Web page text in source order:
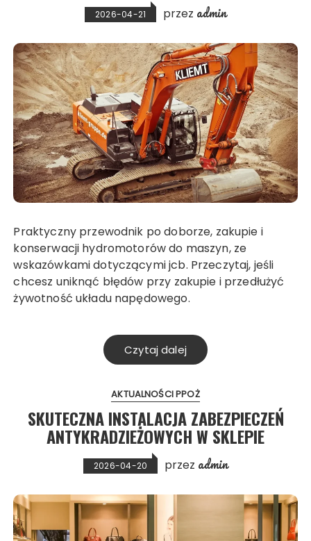
2026-04-21 przez admin
Praktyczny przewodnik po doborze, zakupie i
konserwacji hydromotorów do maszyn, ze
wskazówkami dotyczącymi jcb. Przeczytaj, jeśli
chcesz uniknąć błędów przy zakupie i przedłużyć
żywotność układu napędowego.
Czytaj dalej
AKTUALNOŚCI PPOŻ
SKUTECZNA INSTALACJA ZABEZPIECZEŃ
ANTYKRADZIEŻOWYCH W SKLEPIE
2026-04-20 przez admin